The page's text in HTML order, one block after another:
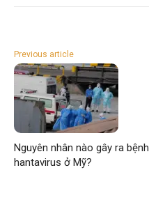
Previous article
Nguyên nhân nào gây ra bệnh
hantavirus ở Mỹ?